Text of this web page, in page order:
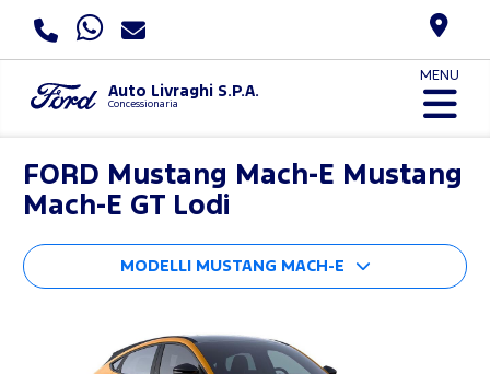
Auto Livraghi S.P.A.
Concessionaria
MENU
FORD Mustang Mach-E Mustang
Mach-E GT Lodi
MODELLI MUSTANG MACH-E